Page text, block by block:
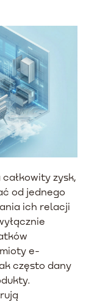
zysk,
od jednego
ich relacji
e-
często dany